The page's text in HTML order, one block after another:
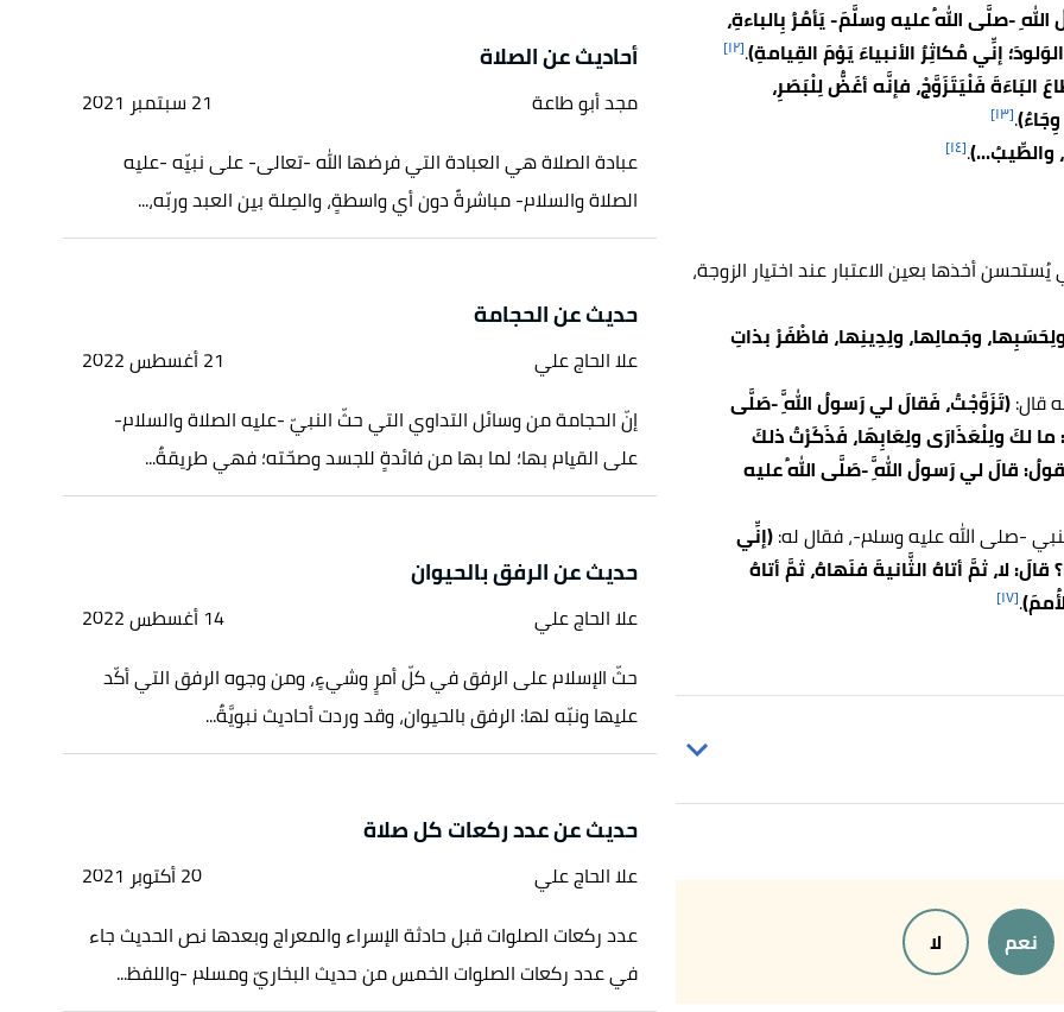
-صلَّى اللهُ عليه وسلَّمَ- يَأمُرُ بِالباءةِ،
إنِّي مُكاثِرٌ الأنبياءَ يَوْمَ القِيامةِ).[١٢]
البَاءَةَ فَلْيَتَزَوَّجْ، فإنَّه أغَضُّ لِلْبَصَرِ،
.[١٣]
والطِّيبُ...).[١٤]
أخذها بعين الاعتبار عند اختيار الزوجة،
وجَمالِها، ولِدِينِها، فاظْفَرْ بذاتِ
قال:(تَزَوَّجْتُ، فَقالَ لي رَسولُ اللَّهِ -صَلَّى
لكَ ولِلْعَذَارَى ولِعَابِهَا، فَذَكَرْتُ ذلكَ
قالَ لي رَسولُ اللَّهِ -صَلَّى اللهُ عليه
-صلى الله عليه وسلم-، فقال له:(إنِّي
لا، ثمَّ أتاهُ الثَّانيةَ فنَهاهُ، ثمَّ أتاهُ
.[١٧]
نعم لا
أحاديث عن الصلاة
مجد أبو طاعة
21 سبتمبر 2021
عبادة الصلاة هي العبادة التي فرضها الله -تعالى- على نبيّه -عليه
الصلاة والسلام- مباشرةً دون أي واسطةٍ، والصِلة بين العبد وربّه،...
حديث عن الحجامة
علا الحاج علي
21 أغسطس 2022
إنّ الحجامة من وسائل التداوي التي حثّ النبيّ -عليه الصلاة والسلام-
على القيام بها؛ لما بها من فائدةٍ للجسد وصحّته؛ فهي طريقةٌ...
حديث عن الرفق بالحيوان
علا الحاج علي
14 أغسطس 2022
حثّ الإسلام على الرفق في كلّ أمرٍ وشيءٍ، ومن وجوه الرفق التي أكّد
عليها ونبّه لها: الرفق بالحيوان، وقد وردت أحاديث نبويَّةٌ...
حديث عن عدد ركعات كل صلاة
علا الحاج علي
20 أكتوبر 2021
عدد ركعات الصلوات قبل حادثة الإسراء والمعراج وبعدها نص الحديث جاء
في عدد ركعات الصلوات الخمس من حديث البخاريّ ومسلم -واللفظ...